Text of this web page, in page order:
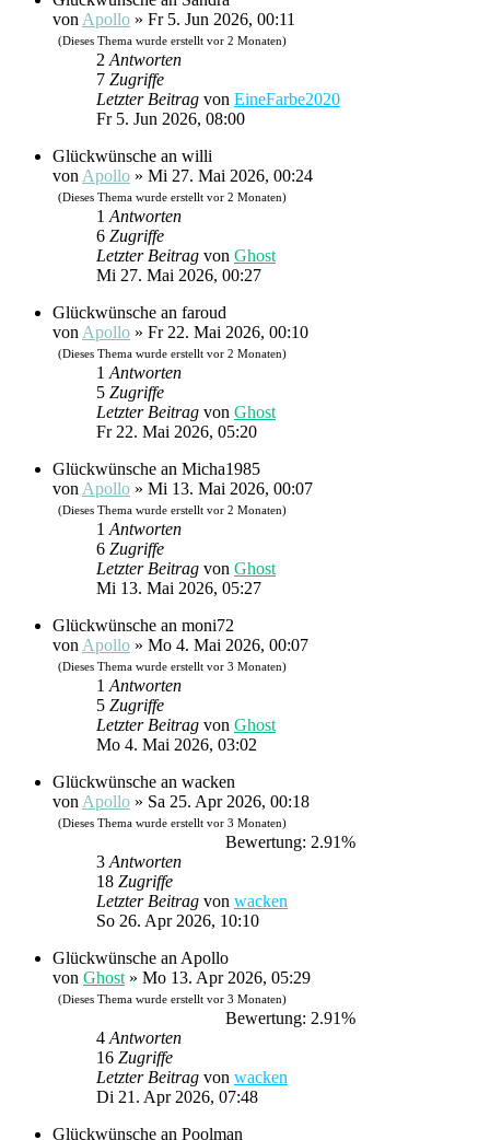
von Apollo » Fr 5. Jun 2026, 00:11
(Dieses Thema wurde erstellt vor 2 Monaten)
2 Antworten
7 Zugriffe
Letzter Beitrag von EineFarbe2020
Fr 5. Jun 2026, 08:00
Glückwünsche an willi
von Apollo » Mi 27. Mai 2026, 00:24
(Dieses Thema wurde erstellt vor 2 Monaten)
1 Antworten
6 Zugriffe
Letzter Beitrag von Ghost
Mi 27. Mai 2026, 00:27
Glückwünsche an faroud
von Apollo » Fr 22. Mai 2026, 00:10
(Dieses Thema wurde erstellt vor 2 Monaten)
1 Antworten
5 Zugriffe
Letzter Beitrag von Ghost
Fr 22. Mai 2026, 05:20
Glückwünsche an Micha1985
von Apollo » Mi 13. Mai 2026, 00:07
(Dieses Thema wurde erstellt vor 2 Monaten)
1 Antworten
6 Zugriffe
Letzter Beitrag von Ghost
Mi 13. Mai 2026, 05:27
Glückwünsche an moni72
von Apollo » Mo 4. Mai 2026, 00:07
(Dieses Thema wurde erstellt vor 3 Monaten)
1 Antworten
5 Zugriffe
Letzter Beitrag von Ghost
Mo 4. Mai 2026, 03:02
Glückwünsche an wacken
von Apollo » Sa 25. Apr 2026, 00:18
(Dieses Thema wurde erstellt vor 3 Monaten)
Bewertung: 2.91%
3 Antworten
18 Zugriffe
Letzter Beitrag von wacken
So 26. Apr 2026, 10:10
Glückwünsche an Apollo
von Ghost » Mo 13. Apr 2026, 05:29
(Dieses Thema wurde erstellt vor 3 Monaten)
Bewertung: 2.91%
4 Antworten
16 Zugriffe
Letzter Beitrag von wacken
Di 21. Apr 2026, 07:48
Glückwünsche an Poolman